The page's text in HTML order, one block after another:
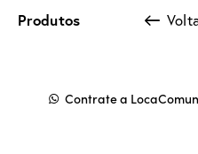
Produtos
Contrate a